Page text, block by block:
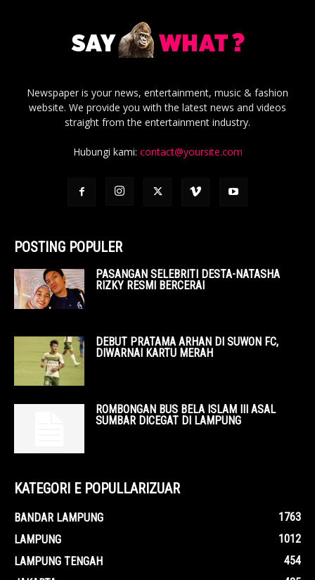
Newspaper is your news, entertainment, music & fashion
website. We provide you with the latest news and videos
straight from the entertainment industry.
Hubungi kami: contact@yoursite.com
POSTING POPULER
PASANGAN SELEBRITI DESTA-NATASHA
RIZKY RESMI BERCERAI
DEBUT PRATAMA ARHAN DI SUWON FC,
DIWARNAI KARTU MERAH
ROMBONGAN BUS BELA ISLAM III ASAL
SUMBAR DICEGAT DI LAMPUNG
KATEGORI E POPULLARIZUAR
BANDAR LAMPUNG
1763
LAMPUNG
1012
LAMPUNG TENGAH
454